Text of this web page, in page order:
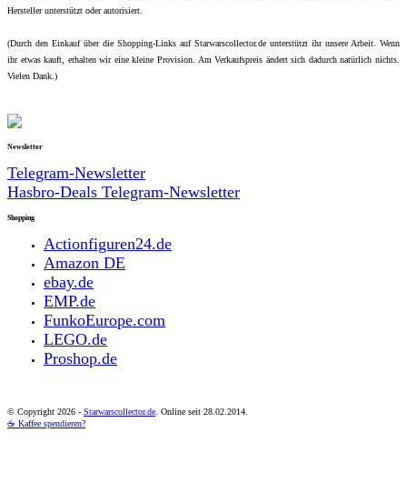
Hersteller unterstützt oder autorisiert.
(Durch den Einkauf über die Shopping-Links auf Starwarscollector.de unterstützt ihr unsere Arbeit. Wenn
ihr etwas kauft, erhalten wir eine kleine Provision. Am Verkaufspreis ändert sich dadurch natürlich nichts.
Vielen Dank.)
Newsletter
Telegram-Newsletter
Hasbro-Deals Telegram-Newsletter
Shopping
Actionfiguren24.de
Amazon DE
ebay.de
EMP.de
FunkoEurope.com
LEGO.de
Proshop.de
© Copyright 2026 - Starwarscollector.de. Online seit 28.02.2014.
☕ Kaffee spendieren?